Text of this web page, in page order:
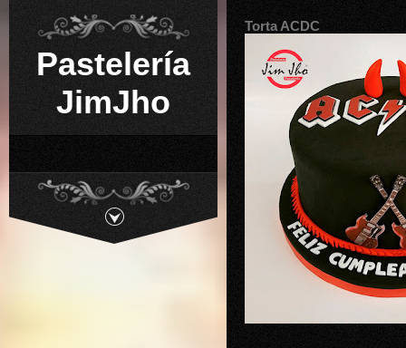
Pastelería
JimJho
Torta ACDC